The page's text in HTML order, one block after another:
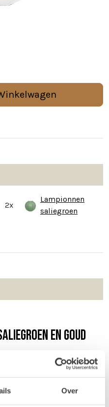
Over
2x
Lampionnen
saliegroen
en goud
set krijg je 7
en goud.